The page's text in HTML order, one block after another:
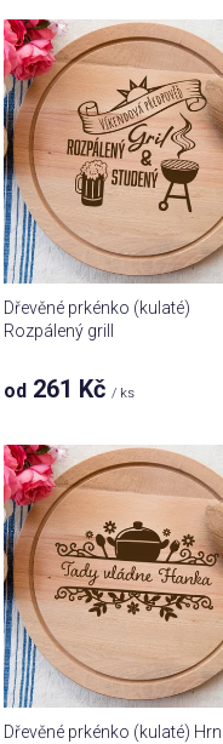
r
o
d
u
k
t
ů
V
ý
p
i
s
p
r
o
d
u
k
ů
Dřevěné prkénko (kulaté)
Rozpálený grill
od 261 Kč/ ks
Dřevěné prkénko (kulaté)